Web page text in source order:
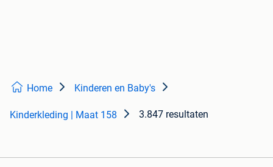
Home Kinderen en Baby's
Kinderkleding | Maat 158 3.847 resultaten